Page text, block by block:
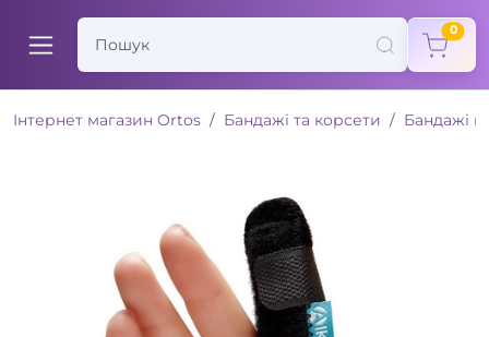
0
Інтернет магазин Ortos Бандажі та корсети Бандажі